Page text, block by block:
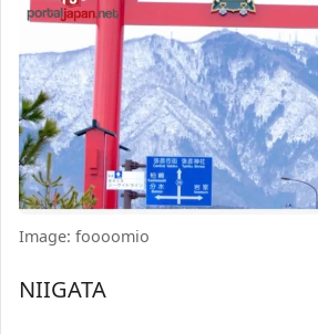
Image: foooomio
NIIGATA